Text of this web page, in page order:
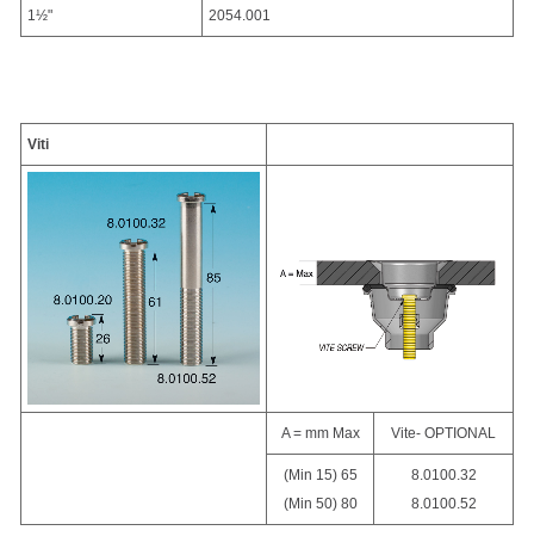
1½" 2054.001
Viti
A = mm Max Vite- OPTIONAL
(Min 15) 65
(Min 50) 80
8.0100.32
8.0100.52